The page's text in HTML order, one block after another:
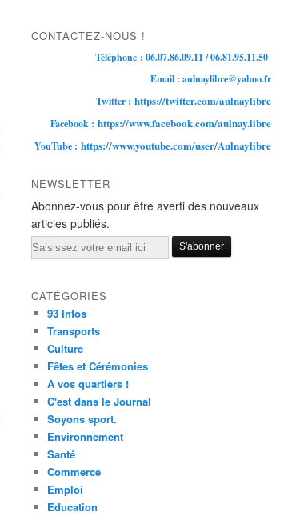
CONTACTEZ-NOUS !
Téléphone : 06.07.86.09.11 / 06.81.95.11.50
Email : aulnaylibre@yahoo.fr
Twitter : https://twitter.com/aulnaylibre
Facebook : https://www.facebook.com/aulnay.libre
YouTube : https://www.youtube.com/user/Aulnaylibre
NEWSLETTER
Abonnez-vous pour être averti des nouveaux
articles publiés.
Email
CATÉGORIES
93 Infos
Transports
Culture
Fêtes et Cérémonies
A vos quartiers !
C'est dans le Journal
Soyons sport.
Environnement
Santé
Commerce
Emploi
Education